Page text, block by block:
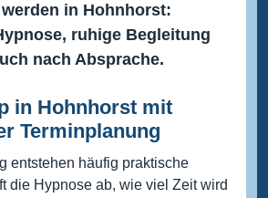
in Hohnhorst:
ruhige Begleitung
nach Absprache.
in Hohnhorst mit
Terminplanung
entstehen häufig praktische
die Hypnose ab, wie viel Zeit wird